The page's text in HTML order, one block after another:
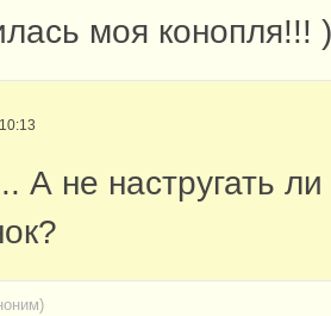
моя конопля!!!
не настругать ли